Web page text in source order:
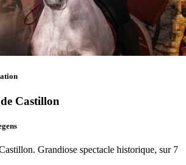
Castillon
Grandiose spectacle historique, sur 7